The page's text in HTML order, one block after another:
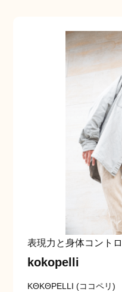
表現力と身体コント
kokopelli
KΘKΘPELLI (ココペリ)